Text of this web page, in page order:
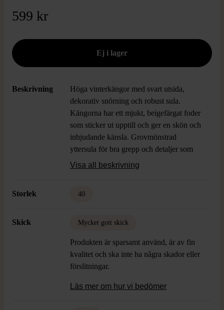
599 kr
Beskrivning
Höga vinterkängor med svart utsida,
dekorativ snörning och robust sula.
Kängorna har ett mjukt, beigefärgat foder
som sticker ut upptill och ger en skön och
inbjudande känsla. Grovmönstrad
yttersula för bra grepp och detaljer som
öljetter och dragsko. Passar dig som söker
Visa all beskrivning
Storlek 40
Skick Mycket gott skick
Produkten är sparsamt använd, är av fin
kvalitet och ska inte ha några skador eller
förslitningar.
Läs mer om hur vi bedömer